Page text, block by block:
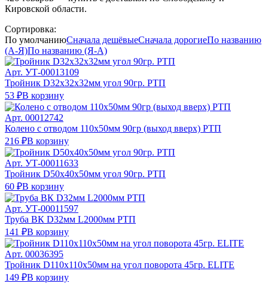
Кировской области.
Сортировка:
По умолчаниюСначала дешёвыеСначала дорогиеПо названию
(А-Я)По названию (Я-А)
Арт. УТ-00013109
Тройник D32х32х32мм угол 90гр. РТП
53 ₽В корзину
Арт. 00012742
Колено с отводом 110х50мм 90гр (выход вверх) РТП
216 ₽В корзину
Арт. УТ-00011633
Тройник D50х40х50мм угол 90гр. РТП
60 ₽В корзину
Арт. УТ-00011597
Труба ВК D32мм L2000мм РТП
141 ₽В корзину
Арт. 00036395
Тройник D110х110х50мм на угол поворота 45гр. ELITE
149 ₽В корзину